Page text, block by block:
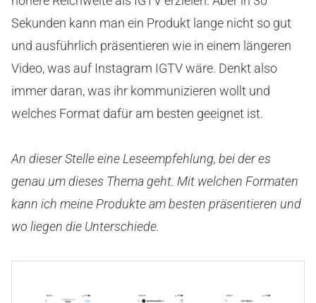
Sekunden kann man ein Produkt lange nicht so gut
und ausführlich präsentieren wie in einem längeren
Video, was auf Instagram IGTV wäre. Denkt also
immer daran, was ihr kommunizieren wollt und
welches Format dafür am besten geeignet ist.
An dieser Stelle eine Leseempfehlung, bei der es
genau um dieses Thema geht. Mit welchen Formaten
kann ich meine Produkte am besten präsentieren und
wo liegen die Unterschiede.